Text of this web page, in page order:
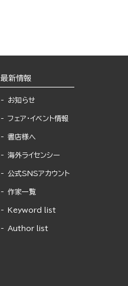
最新情報
お知らせ
フェア・イベント情報
書店様へ
海外ライセンシー
公式SNSアカウント
作家一覧
Keyword list
Author list